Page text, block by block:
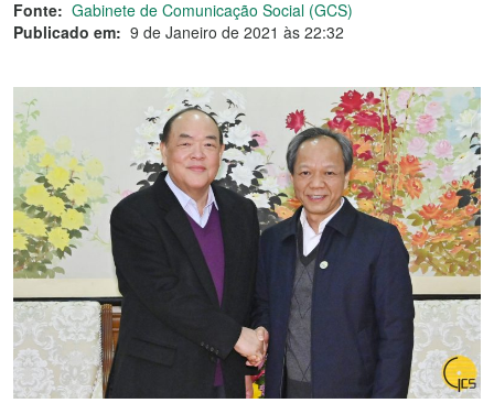
Fonte: Gabinete de Comunicação Social (GCS)
Publicado em: 9 de Janeiro de 2021 às 22:32